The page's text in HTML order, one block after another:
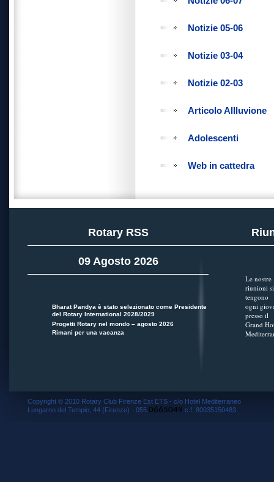
Notizie 05-06
Notizie 03-04
Notizie 02-03
Articolo Allluvione
Adolescenti
Web in cattedra
Rotary RSS
09 Agosto 2026
Bharat Pandya è stato selezionato come Presidente
del Rotary International 2028/2029
Progetti Rotary nel mondo – agosto 2026
Rimani per una vacanza
Le nostre
riunioni si
tengono
ogni
presso il
Grand
Copyright © 2010 Rotary Club Firenze Est ETS - c/o Hotel Mediterraneo
Lungarno del Tempio, 44 (Firenze) - 055. 0665049 c.f. 80035150483